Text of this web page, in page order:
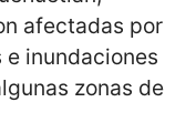
afectadas por
inundaciones
zonas de